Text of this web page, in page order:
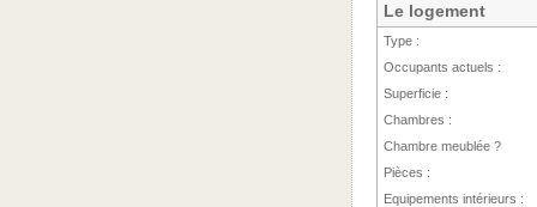
Le logement
Type :
Occupants actuels :
Superficie :
Chambres :
Chambre meublée ?
Pièces :
Equipements intérieurs :